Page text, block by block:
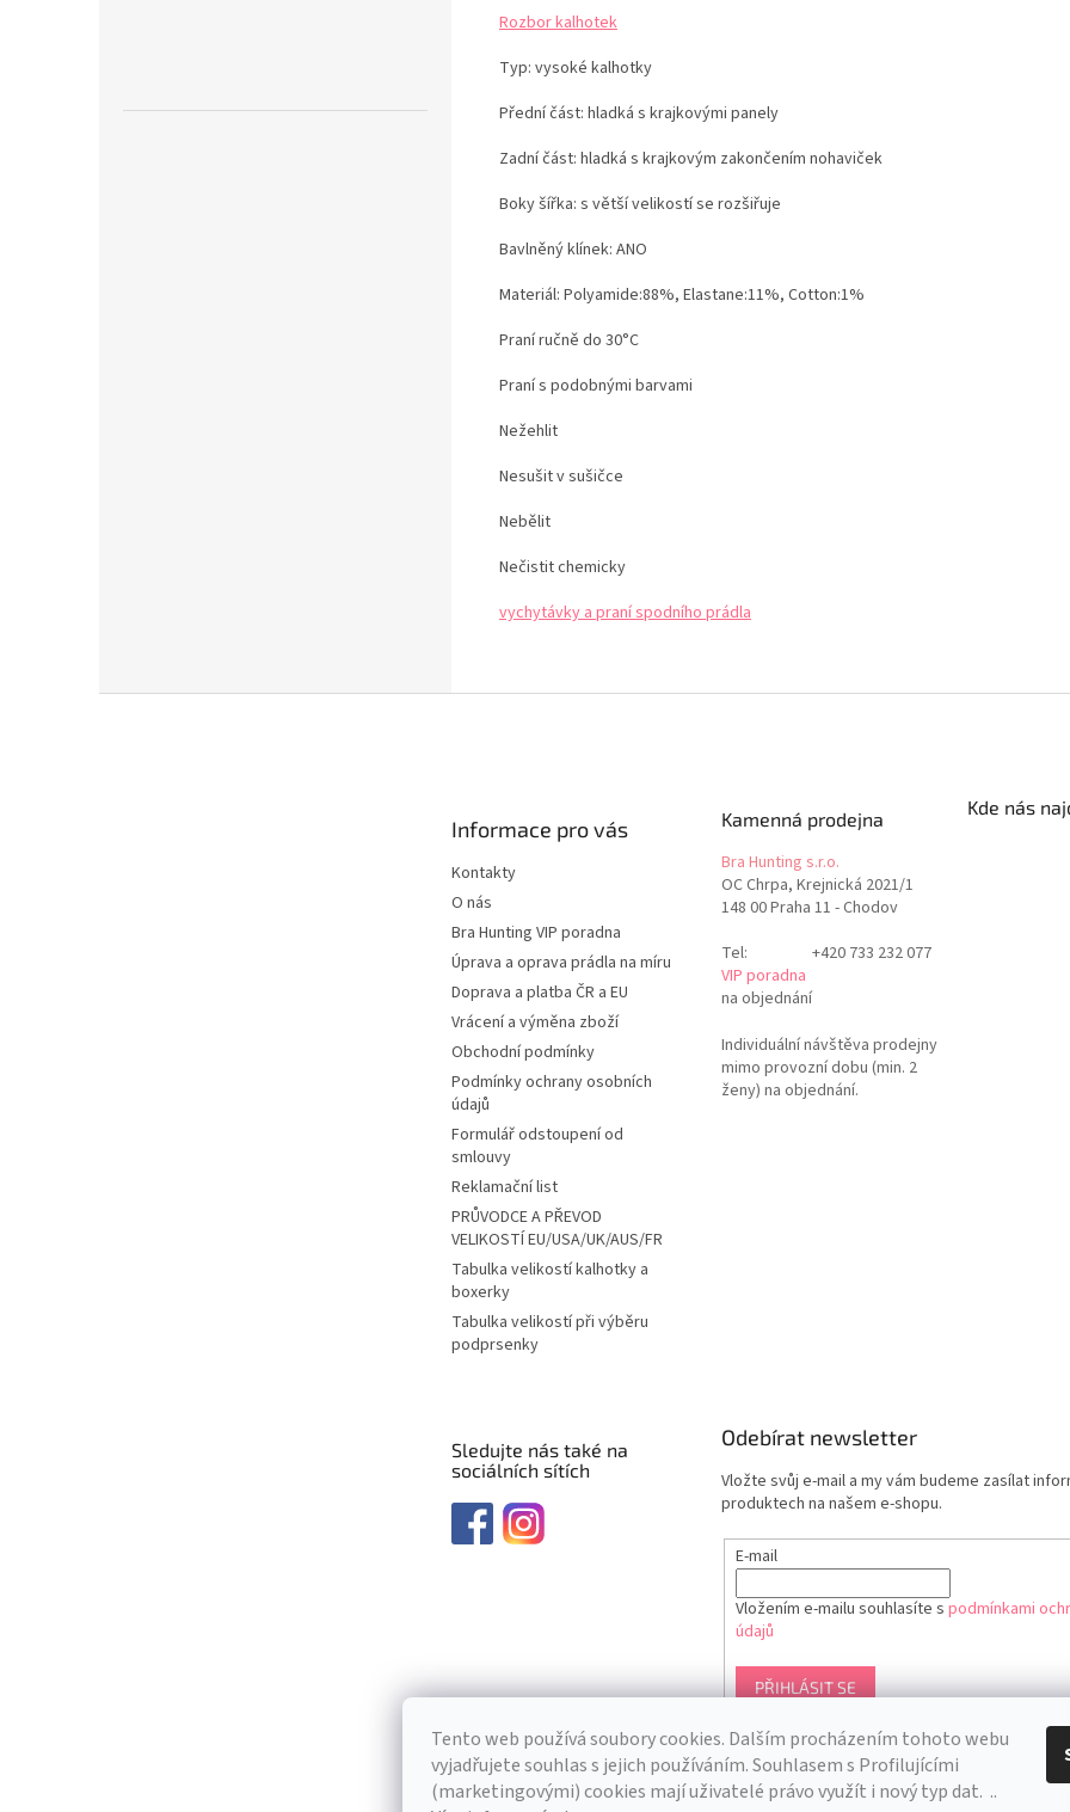
Tento web používá soubory cookies. Dalším procházením tohoto webu
vyjadřujete souhlas s jejich používáním. Souhlasem s Profilujícími
(marketingovými) cookies mají uživatelé právo využít i nový typ dat. ..
Rozbor kalhotek
Typ: vysoké kalhotky
Přední část: hladká s krajkovými panely
Zadní část: hladká s krajkovým zakončením nohaviček
Bokyšířka: s větší velikostí se rozšiřuje
Bavlněný klínek: ANO
Materiál: Polyamide:88%, Elastane:11%, Cotton:1%
Praní ručně do 30°C
Praní s podobnými barvami
Nežehlit
Nesušit v sušičce
Nebělit
Nečistit chemicky
vychytávky a praní spodního prádla
Informace pro vás
Kontakty
O nás
Bra Hunting VIP poradna
Úprava a oprava prádla na míru
Doprava a platba ČR a EU
Vrácení a výměna zboží
Obchodní podmínky
Podmínky ochrany osobních
údajů
Formulář odstoupení od
smlouvy
Reklamační list
PRŮVODCE A PŘEVOD
VELIKOSTÍ EU/USA/UK/AUS/FR
Tabulka velikostí kalhotky a
boxerky
Tabulka velikostí při výběru
podprsenky
Kamenná prodejna
Bra Hunting s.r.o.
OC Chrpa, Krejnická 2021/1
148 00 Praha 11 - Chodov
Tel:
+420 733 232 077
VIP poradna
na objednání
Individuální návštěva prodejny
mimo provozní dobu (min. 2
ženy) na objednání.
Kde nás
Sledujte nás také na
sociálních sítích
Odebírat newsletter
Vložte svůj e-mail a my vám budeme zasílat
produktech na našem e-shopu.
E-mail
Vložením e-mailu souhlasíte s podmínkami
údajů
PŘIHLÁSIT SE